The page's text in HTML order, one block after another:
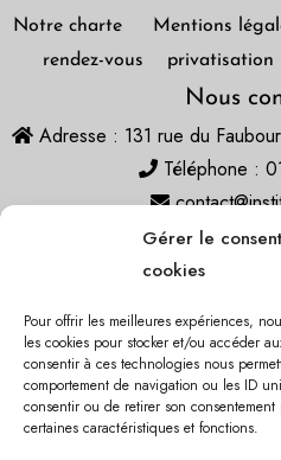
Gérer le
cookies
Pour offrir les meilleures expériences,
les cookies pour stocker et/ou accéder
consentir à ces technologies nous
comportement de navigation ou les ID
consentir ou de retirer son
certaines caractéristiques et fonctions.
Notre charte Mentions
rendez-vous privatisation
Nous
Adresse : 131 rue du
Téléphone :
2024.By